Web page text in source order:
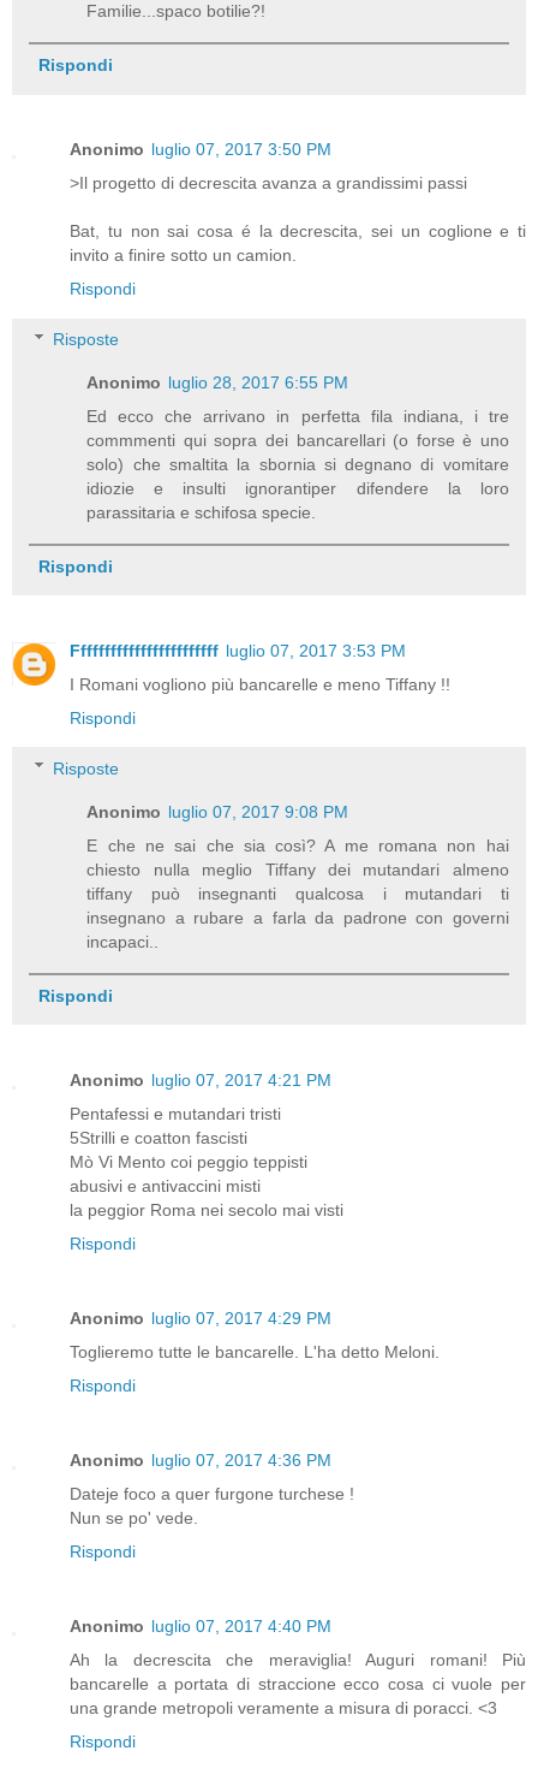
Familie...spaco botilie?!
Rispondi
Anonimo luglio 07, 2017 3:50 PM
>Il progetto di decrescita avanza a grandissimi passi
Bat, tu non sai cosa é la decrescita, sei un coglione e ti
invito a finire sotto un camion.
Rispondi
Risposte
Anonimo luglio 28, 2017 6:55 PM
Ed ecco che arrivano in perfetta fila indiana, i tre
commmenti qui sopra dei bancarellari (o forse è uno
solo) che smaltita la sbornia si degnano di vomitare
idiozie e insulti ignorantiper difendere la loro
parassitaria e schifosa specie.
Rispondi
Ffffffffffffffffffffffff luglio 07, 2017 3:53 PM
I Romani vogliono più bancarelle e meno Tiffany !!
Rispondi
Risposte
Anonimo luglio 07, 2017 9:08 PM
E che ne sai che sia così? A me romana non hai
chiesto nulla meglio Tiffany dei mutandari almeno
tiffany può insegnanti qualcosa i mutandari ti
insegnano a rubare a farla da padrone con governi
incapaci..
Rispondi
Anonimo luglio 07, 2017 4:21 PM
Pentafessi e mutandari tristi
5Strilli e coatton fascisti
Mò Vi Mento coi peggio teppisti
abusivi e antivaccini misti
la peggior Roma nei secolo mai visti
Rispondi
Anonimo luglio 07, 2017 4:29 PM
Toglieremo tutte le bancarelle. L'ha detto Meloni.
Rispondi
Anonimo luglio 07, 2017 4:36 PM
Dateje foco a quer furgone turchese !
Nun se po' vede.
Rispondi
Anonimo luglio 07, 2017 4:40 PM
Ah la decrescita che meraviglia! Auguri romani! Più
bancarelle a portata di straccione ecco cosa ci vuole per
una grande metropoli veramente a misura di poracci. <3
Rispondi